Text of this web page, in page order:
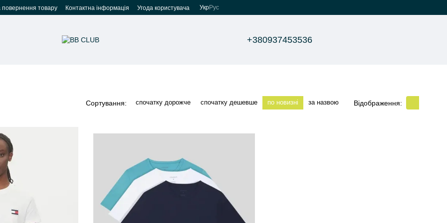
повернення товару Контактна інформація Угода користувача УкрРус
+380937453536
Сортування: спочатку дорожче спочатку дешевше по новизні за назвою Відображення: